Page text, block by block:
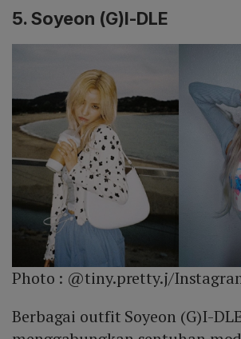
5. Soyeon (G)I-DLE
Photo : @tiny.pretty.j/
Berbagai outfit Soyeon (G)I-